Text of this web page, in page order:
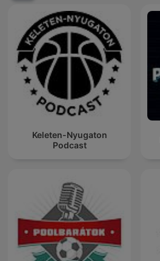
Keleten-Nyugaton
Podcast